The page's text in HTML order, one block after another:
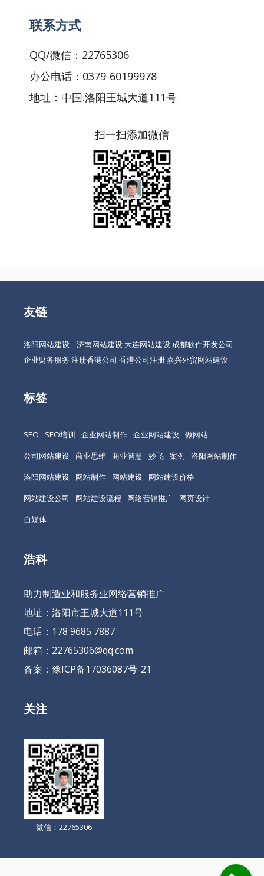
联系方式
QQ/微信：22765306
办公电话：0379-60199978
地址：中国.洛阳王城大道111号
扫一扫添加微信
友链
洛阳网站建设 济南网站建设 大连网站建设 成都软件开发公司
企业财务服务 注册香港公司 香港公司注册嘉兴外贸网站建设
标签
SEO SEO培训 企业网站制作 企业网站建设 做网站
公司网站建设 商业思维 商业智慧 妙飞 案例
洛阳网站制作
洛阳网站建设
网站制作 网站建设
网站建设价格
网站建设公司
网站建设流程 网络营销推广
网页设计
自媒体
浩科
助力制造业和服务业网络营销推广
地址：洛阳市王城大道111号
电话：178 9685 7887
邮箱：22765306@qq.com
备案： 豫ICP备17036087号-21
关注
微信：22765306